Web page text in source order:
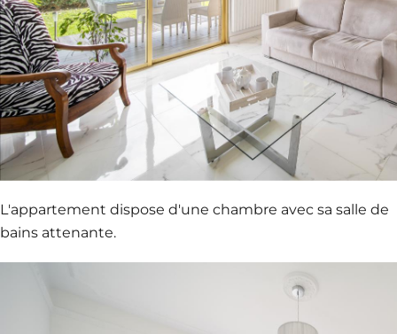
L'appartement dispose d'une chambre avec sa salle de
bains attenante.